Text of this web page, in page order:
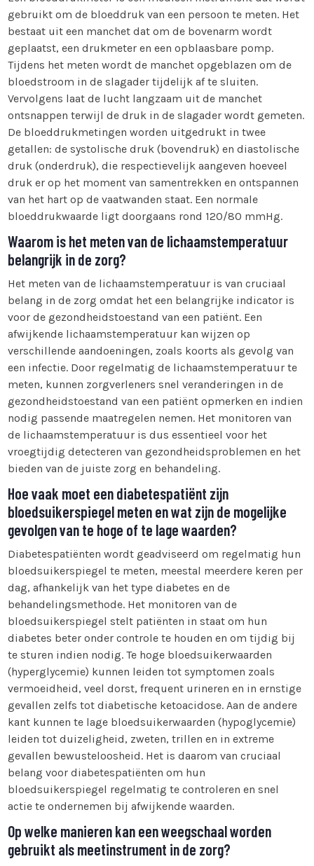
gebruikt om de bloeddruk van een persoon te meten. Het
bestaat uit een manchet dat om de bovenarm wordt
geplaatst, een drukmeter en een opblaasbare pomp.
Tijdens het meten wordt de manchet opgeblazen om de
bloedstroom in de slagader tijdelijk af te sluiten.
Vervolgens laat de lucht langzaam uit de manchet
ontsnappen terwijl de druk in de slagader wordt gemeten.
De bloeddrukmetingen worden uitgedrukt in twee
getallen: de systolische druk (bovendruk) en diastolische
druk (onderdruk), die respectievelijk aangeven hoeveel
druk er op het moment van samentrekken en ontspannen
van het hart op de vaatwanden staat. Een normale
bloeddrukwaarde ligt doorgaans rond 120/80 mmHg.
Waarom is het meten van de lichaamstemperatuur
belangrijk in de zorg?
Het meten van de lichaamstemperatuur is van cruciaal
belang in de zorg omdat het een belangrijke indicator is
voor de gezondheidstoestand van een patiënt. Een
afwijkende lichaamstemperatuur kan wijzen op
verschillende aandoeningen, zoals koorts als gevolg van
een infectie. Door regelmatig de lichaamstemperatuur te
meten, kunnen zorgverleners snel veranderingen in de
gezondheidstoestand van een patiënt opmerken en indien
nodig passende maatregelen nemen. Het monitoren van
de lichaamstemperatuur is dus essentieel voor het
vroegtijdig detecteren van gezondheidsproblemen en het
bieden van de juiste zorg en behandeling.
Hoe vaak moet een diabetespatiënt zijn
bloedsuikerspiegel meten en wat zijn de mogelijke
gevolgen van te hoge of te lage waarden?
Diabetespatiënten wordt geadviseerd om regelmatig hun
bloedsuikerspiegel te meten, meestal meerdere keren per
dag, afhankelijk van het type diabetes en de
behandelingsmethode. Het monitoren van de
bloedsuikerspiegel stelt patiënten in staat om hun
diabetes beter onder controle te houden en om tijdig bij
te sturen indien nodig. Te hoge bloedsuikerwaarden
(hyperglycemie) kunnen leiden tot symptomen zoals
vermoeidheid, veel dorst, frequent urineren en in ernstige
gevallen zelfs tot diabetische ketoacidose. Aan de andere
kant kunnen te lage bloedsuikerwaarden (hypoglycemie)
leiden tot duizeligheid, zweten, trillen en in extreme
gevallen bewusteloosheid. Het is daarom van cruciaal
belang voor diabetespatiënten om hun
bloedsuikerspiegel regelmatig te controleren en snel
actie te ondernemen bij afwijkende waarden.
Op welke manieren kan een weegschaal worden
gebruikt als meetinstrument in de zorg?